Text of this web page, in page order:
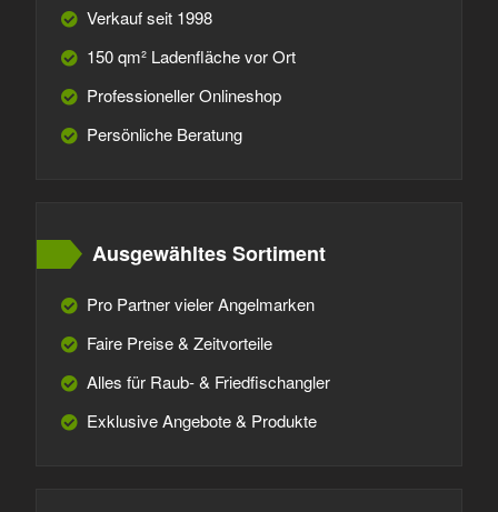
Verkauf seit 1998
150 qm² Ladenfläche vor Ort
Professioneller Onlineshop
Persönliche Beratung
Ausgewähltes Sortiment
Pro Partner vieler Angelmarken
Faire Preise & Zeitvorteile
Alles für Raub- & Friedfischangler
Exklusive Angebote & Produkte